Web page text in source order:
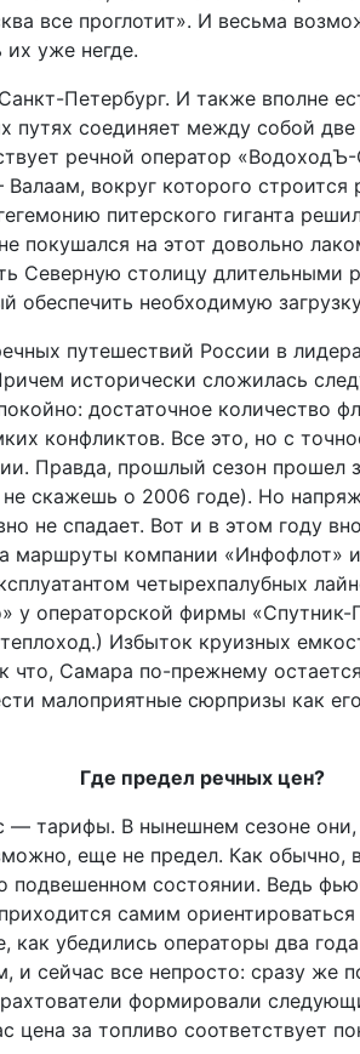
все проглотит». И весьма
их уже негде.
Петербург. И также вполне
путях соединяет между собой
речной оператор
вокруг которого
питерского гиганта
покушался на этот довольно
Северную столицу длительными
обеспечить необходимую
путешествий России в
исторически сложилась
достаточное количество
конфликтов. Все это, но с
Правда, прошлый сезон прошел
не скажешь о 2006 годе). Но
не спадает. Вот и в этом году
маршруты компании «Инфофлот»
четырехпалубных
у операторской фирмы
Избыток круизных
что, Самара по-прежнему
малоприятные сюрпризы как
Где предел речных цен?
— тарифы. В нынешнем сезоне
еще не предел. Как
подвешенном состоянии. Ведь
самим
как убедились операторы два
и сейчас все непросто: сразу же
формировали
цена за топливо соответствует